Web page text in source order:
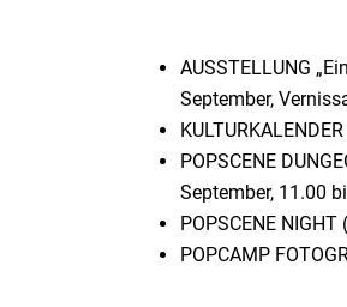
AUSSTELLUNG
September,
POPSCENE
September, 11.00
POPSCENE
POPCAMP